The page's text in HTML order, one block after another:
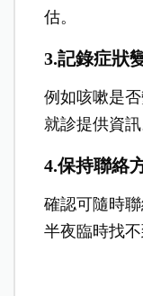
估。
3.記錄症狀
例如咳嗽是
就診提供資訊
4.保持聯絡
確認可隨時
半夜臨時找不